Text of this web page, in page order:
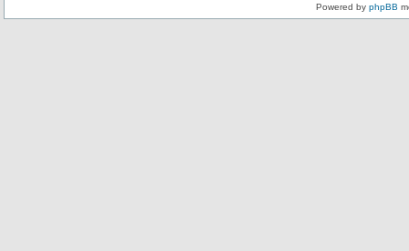
Powered by phpBB